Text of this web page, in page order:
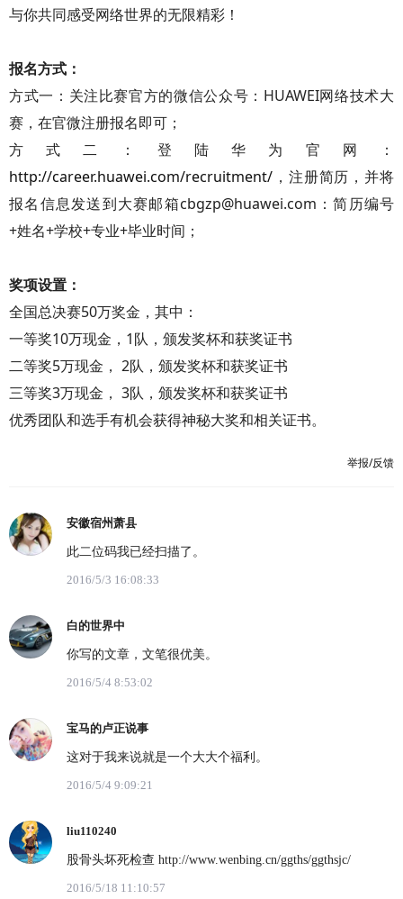
与你共同感受网络世界的无限精彩！
报名方式：
方式一：关注比赛官方的微信公众号：HUAWEI网络技术大
赛，在官微注册报名即可；
方式二：登陆华为官网：
http://career.huawei.com/recruitment/ ，注册简历，并将
报名信息发送到大赛邮箱cbgzp@huawei.com：简历编号
+姓名+学校+专业+毕业时间；
奖项设置：
全国总决赛50万奖金，其中：
一等奖10万现金，1队，颁发奖杯和获奖证书
二等奖5万现金， 2队，颁发奖杯和获奖证书
三等奖3万现金， 3队，颁发奖杯和获奖证书
优秀团队和选手有机会获得神秘大奖和相关证书。
举报/反馈
安徽宿州萧县
此二位码我已经扫描了。
2016/5/3 16:08:33
白的世界中
你写的文章，文笔很优美。
2016/5/4 8:53:02
宝马的卢正说事
这对于我来说就是一个大大个福利。
2016/5/4 9:09:21
liu110240
股骨头坏死检查 http://www.wenbing.cn/ggths/ggthsjc/
2016/5/18 11:10:57